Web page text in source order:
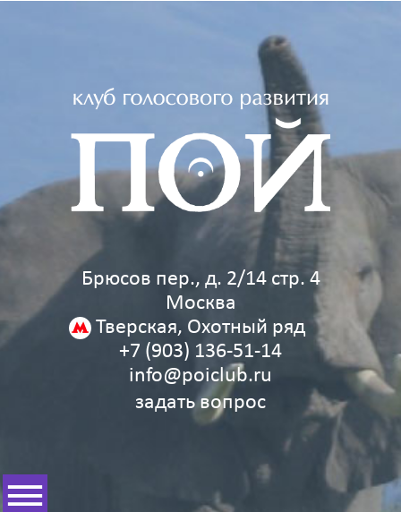
Брюсов пер., д. 2/14 стр. 4
Москва
Тверская, Охотный ряд
+7 (903) 136‑51‑14
info@poiclub.ru
задать вопрос